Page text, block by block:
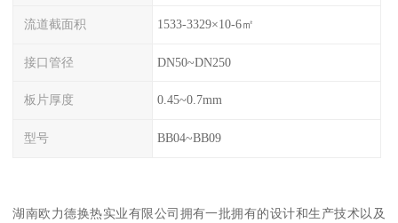
流道截面积 1533-3329×10-6㎡
接口管径 DN50~DN250
板片厚度 0.45~0.7mm
型号 BB04~BB09
湖南欧力德换热实业有限公司拥有一批拥有的设计和生产技术以及